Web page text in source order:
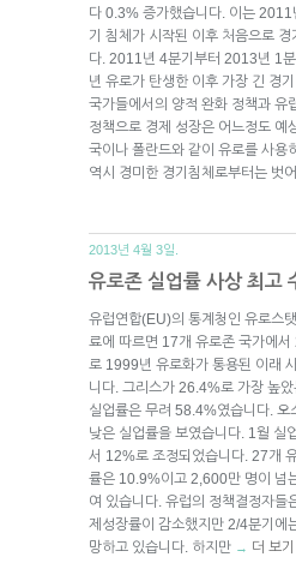
다 0.3% 증가했습니다. 이는 2011
기 침체가 시작된 이후 처음으로 경
다. 2011년 4분기부터 2013년 1
년 유로가 탄생한 이후 가장 긴 경
국가들에서의 양적 완화 정책과 유
정책으로 경제 성장은 어느정도 예
국이나 폴란드와 같이 유로를 사용
역시 경미한 경기침체로부터는 벗
2013년 4월 3일.
유로존 실업률 사상 최고
유럽연합(EU)의 통계청인 유로스
료에 따르면 17개 유로존 국가에
로 1999년 유로화가 통용된 이래
니다. 그리스가 26.4%로 가장 높
실업률은 무려 58.4%였습니다.
낮은 실업률을 보였습니다. 1월 실
서 12%로 조정되었습니다. 27개
률은 10.9%이고 2,600만 명이 넘
여 있습니다. 유럽의 정책결정자
제성장률이 감소했지만 2/4분기에
망하고 있습니다. 하지만 → 더 보기